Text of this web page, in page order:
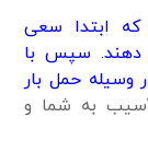
که ابتدا سعی
دهند. سپس با
وسیله حمل بار
به شما و